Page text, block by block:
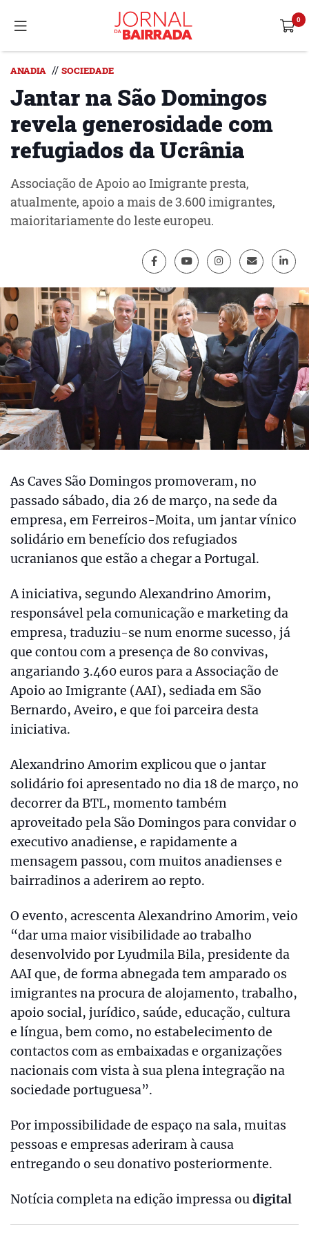
ANADIA // SOCIEDADE
Jantar na São Domingos
revela generosidade com
refugiados da Ucrânia
Associação de Apoio ao Imigrante presta,
atualmente, apoio a mais de 3.600 imigrantes,
maioritariamente do leste europeu.
As Caves São Domingos promoveram, no
passado sábado, dia 26 de março, na sede da
empresa, em Ferreiros-Moita, um jantar vínico
solidário em benefício dos refugiados
ucranianos que estão a chegar a Portugal.
A iniciativa, segundo Alexandrino Amorim,
responsável pela comunicação e marketing da
empresa, traduziu-se num enorme sucesso, já
que contou com a presença de 80 convivas,
angariando 3.460 euros para a Associação de
Apoio ao Imigrante (AAI), sediada em São
Bernardo, Aveiro, e que foi parceira desta
iniciativa.
Alexandrino Amorim explicou que o jantar
solidário foi apresentado no dia 18 de março, no
decorrer da BTL, momento também
aproveitado pela São Domingos para convidar o
executivo anadiense, e rapidamente a
mensagem passou, com muitos anadienses e
bairradinos a aderirem ao repto.
O evento, acrescenta Alexandrino Amorim, veio
“dar uma maior visibilidade ao trabalho
desenvolvido por Lyudmila Bila, presidente da
AAI que, de forma abnegada tem amparado os
imigrantes na procura de alojamento, trabalho,
apoio social, jurídico, saúde, educação, cultura
e língua, bem como, no estabelecimento de
contactos com as embaixadas e organizações
nacionais com vista à sua plena integração na
sociedade portuguesa”.
Por impossibilidade de espaço na sala, muitas
pessoas e empresas aderiram à causa
entregando o seu donativo posteriormente.
Notícia completa na edição impressa oudigital